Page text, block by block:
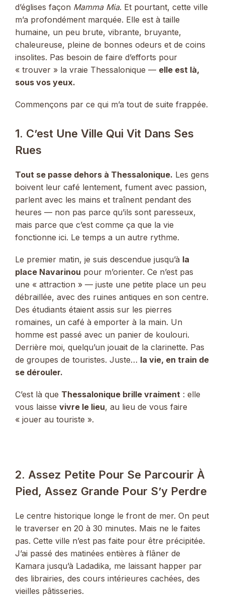
d’églises façon Mamma Mia. Et pourtant, cette ville
m’a profondément marquée. Elle est à taille
humaine, un peu brute, vibrante, bruyante,
chaleureuse, pleine de bonnes odeurs et de coins
insolites. Pas besoin de faire d’efforts pour
« trouver » la vraie Thessalonique — elle est là,
sous vos yeux.
Commençons par ce qui m’a tout de suite frappée.
1. C’est Une Ville Qui Vit Dans Ses
Rues
Tout se passe dehors à Thessalonique. Les gens
boivent leur café lentement, fument avec passion,
parlent avec les mains et traînent pendant des
heures — non pas parce qu’ils sont paresseux,
mais parce que c’est comme ça que la vie
fonctionne ici. Le temps a un autre rythme.
Le premier matin, je suis descendue jusqu’à la
place Navarinou pour m’orienter. Ce n’est pas
une « attraction » — juste une petite place un peu
débraillée, avec des ruines antiques en son centre.
Des étudiants étaient assis sur les pierres
romaines, un café à emporter à la main. Un
homme est passé avec un panier de koulouri.
Derrière moi, quelqu’un jouait de la clarinette. Pas
de groupes de touristes. Juste… la vie, en train de
se dérouler.
C’est là que Thessalonique brille vraiment : elle
vous laisse vivre le lieu, au lieu de vous faire
« jouer au touriste ».
2. Assez Petite Pour Se Parcourir À
Pied, Assez Grande Pour S’y Perdre
Le centre historique longe le front de mer. On peut
le traverser en 20 à 30 minutes. Mais ne le faites
pas. Cette ville n’est pas faite pour être précipitée.
J’ai passé des matinées entières à flâner de
Kamara jusqu’à Ladadika, me laissant happer par
des librairies, des cours intérieures cachées, des
vieilles pâtisseries.